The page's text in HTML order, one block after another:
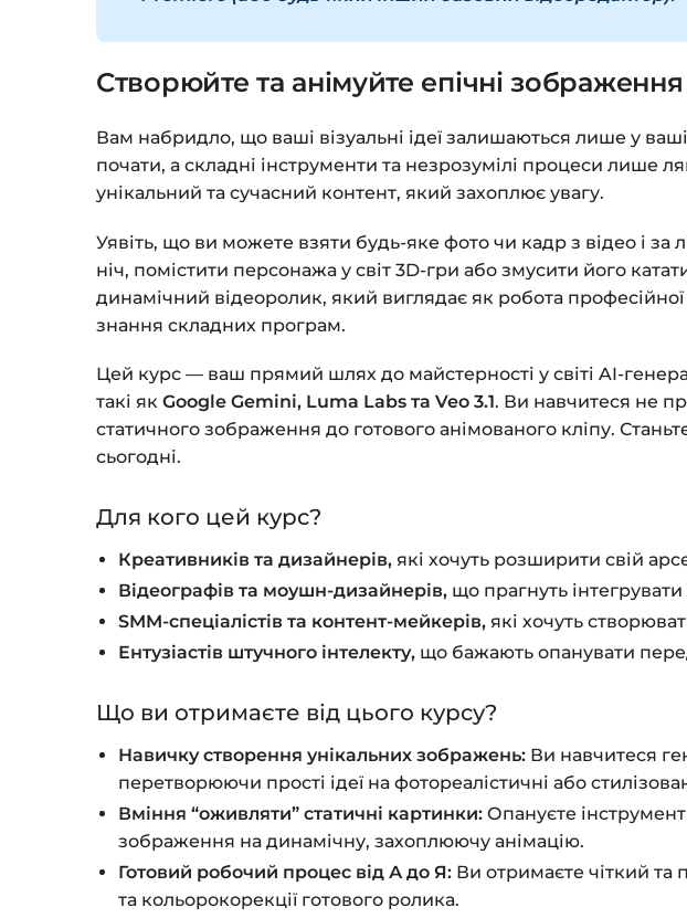
Створюйте та анімуйте епічні
Вам набридло, що ваші візуальні ідеї залишаються лише у
почати, а складні інструменти та незрозумілі процеси лише
унікальний та сучасний контент, який захоплює увагу.
Уявіть, що ви можете взяти будь-яке фото чи кадр з відео і
ніч, помістити персонажа у світ 3D-гри або змусити його
динамічний відеоролик, який виглядає як робота
знання складних програм.
Цей курс — ваш прямий шлях до майстерності у світі AI-
такі якGoogle Gemini, Luma Labs та Veo 3.1. Ви навчитеся не
статичного зображення до готового анімованого кліпу.
сьогодні.
Для кого цей курс?
Креативників та дизайнерів, які хочуть розширити свій
Відеографів та моушн-дизайнерів, що прагнуть
SMM-спеціалістів та контент-мейкерів, які хочуть
Ентузіастів штучного інтелекту, що бажають опанувати
Що ви отримаєте від цього курсу?
Навичку створення унікальних зображень: Ви навчитеся
перетворюючи прості ідеї на фотореалістичні або
Вміння “оживляти” статичні картинки: Опануєте
зображення на динамічну, захоплюючу анімацію.
Готовий робочий процес від А до Я: Ви отримаєте чіткий та
та кольорокорекції готового ролика.